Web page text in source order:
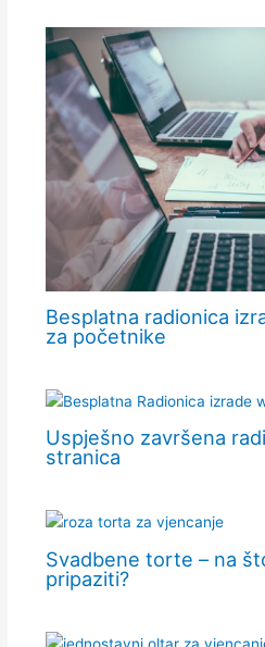
Besplatna radionica
za početnike
Uspješno završena
stranica
Svadbene torte – na
pripaziti?